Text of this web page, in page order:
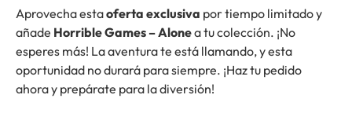
Aprovecha estaoferta exclusiva por tiempo limitado y
añade Horrible Games – Alonea tu colección. ¡No
esperes más! La aventura te está llamando, y esta
oportunidad no durará para siempre. ¡Haz tu pedido
ahora y prepárate para la diversión!